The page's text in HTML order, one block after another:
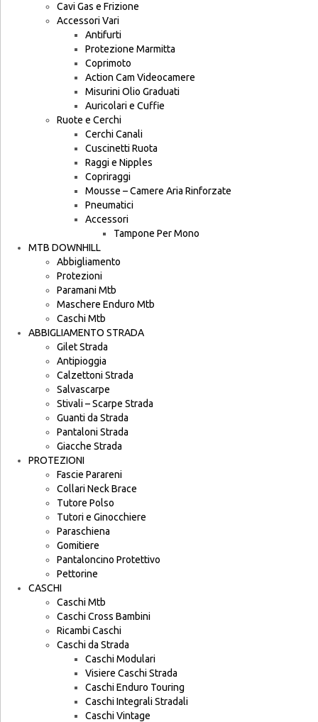
Cavi Gas e Frizione
Accessori Vari
Antifurti
Protezione Marmitta
Coprimoto
Action Cam Videocamere
Misurini Olio Graduati
Auricolari e Cuffie
Ruote e Cerchi
Cerchi Canali
Cuscinetti Ruota
Raggi e Nipples
Copriraggi
Mousse – Camere Aria Rinforzate
Pneumatici
Accessori
Tampone Per Mono
MTB DOWNHILL
Abbigliamento
Protezioni
Paramani Mtb
Maschere Enduro Mtb
Caschi Mtb
ABBIGLIAMENTO STRADA
Gilet Strada
Antipioggia
Calzettoni Strada
Salvascarpe
Stivali – Scarpe Strada
Guanti da Strada
Pantaloni Strada
Giacche Strada
PROTEZIONI
Fascie Parareni
Collari Neck Brace
Tutore Polso
Tutori e Ginocchiere
Paraschiena
Gomitiere
Pantaloncino Protettivo
Pettorine
CASCHI
Caschi Mtb
Caschi Cross Bambini
Ricambi Caschi
Caschi da Strada
Caschi Modulari
Visiere Caschi Strada
Caschi Enduro Touring
Caschi Integrali Stradali
Caschi Vintage